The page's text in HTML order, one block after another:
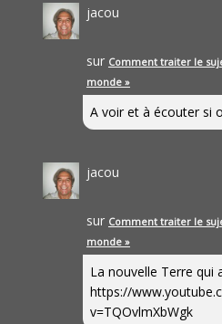
jacou
sur Comment traiter le
monde »
A voir et à écouter si
jacou
sur Comment traiter le
monde »
La nouvelle Terre qui
https://
v=TQOvlmXbWgk